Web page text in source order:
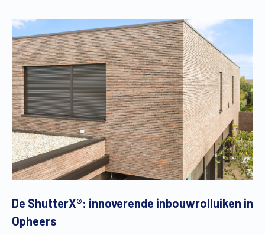
De ShutterX®: innoverende inbouwrolluiken in
Opheers